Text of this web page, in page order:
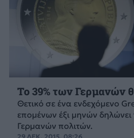
Το 39% των Γερμανών
Θετικό σε ένα ενδεχόμενο
επομένων έξι μηνών
Γερμανών πολιτών.